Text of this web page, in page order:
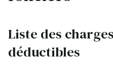
Liste des
déductibles